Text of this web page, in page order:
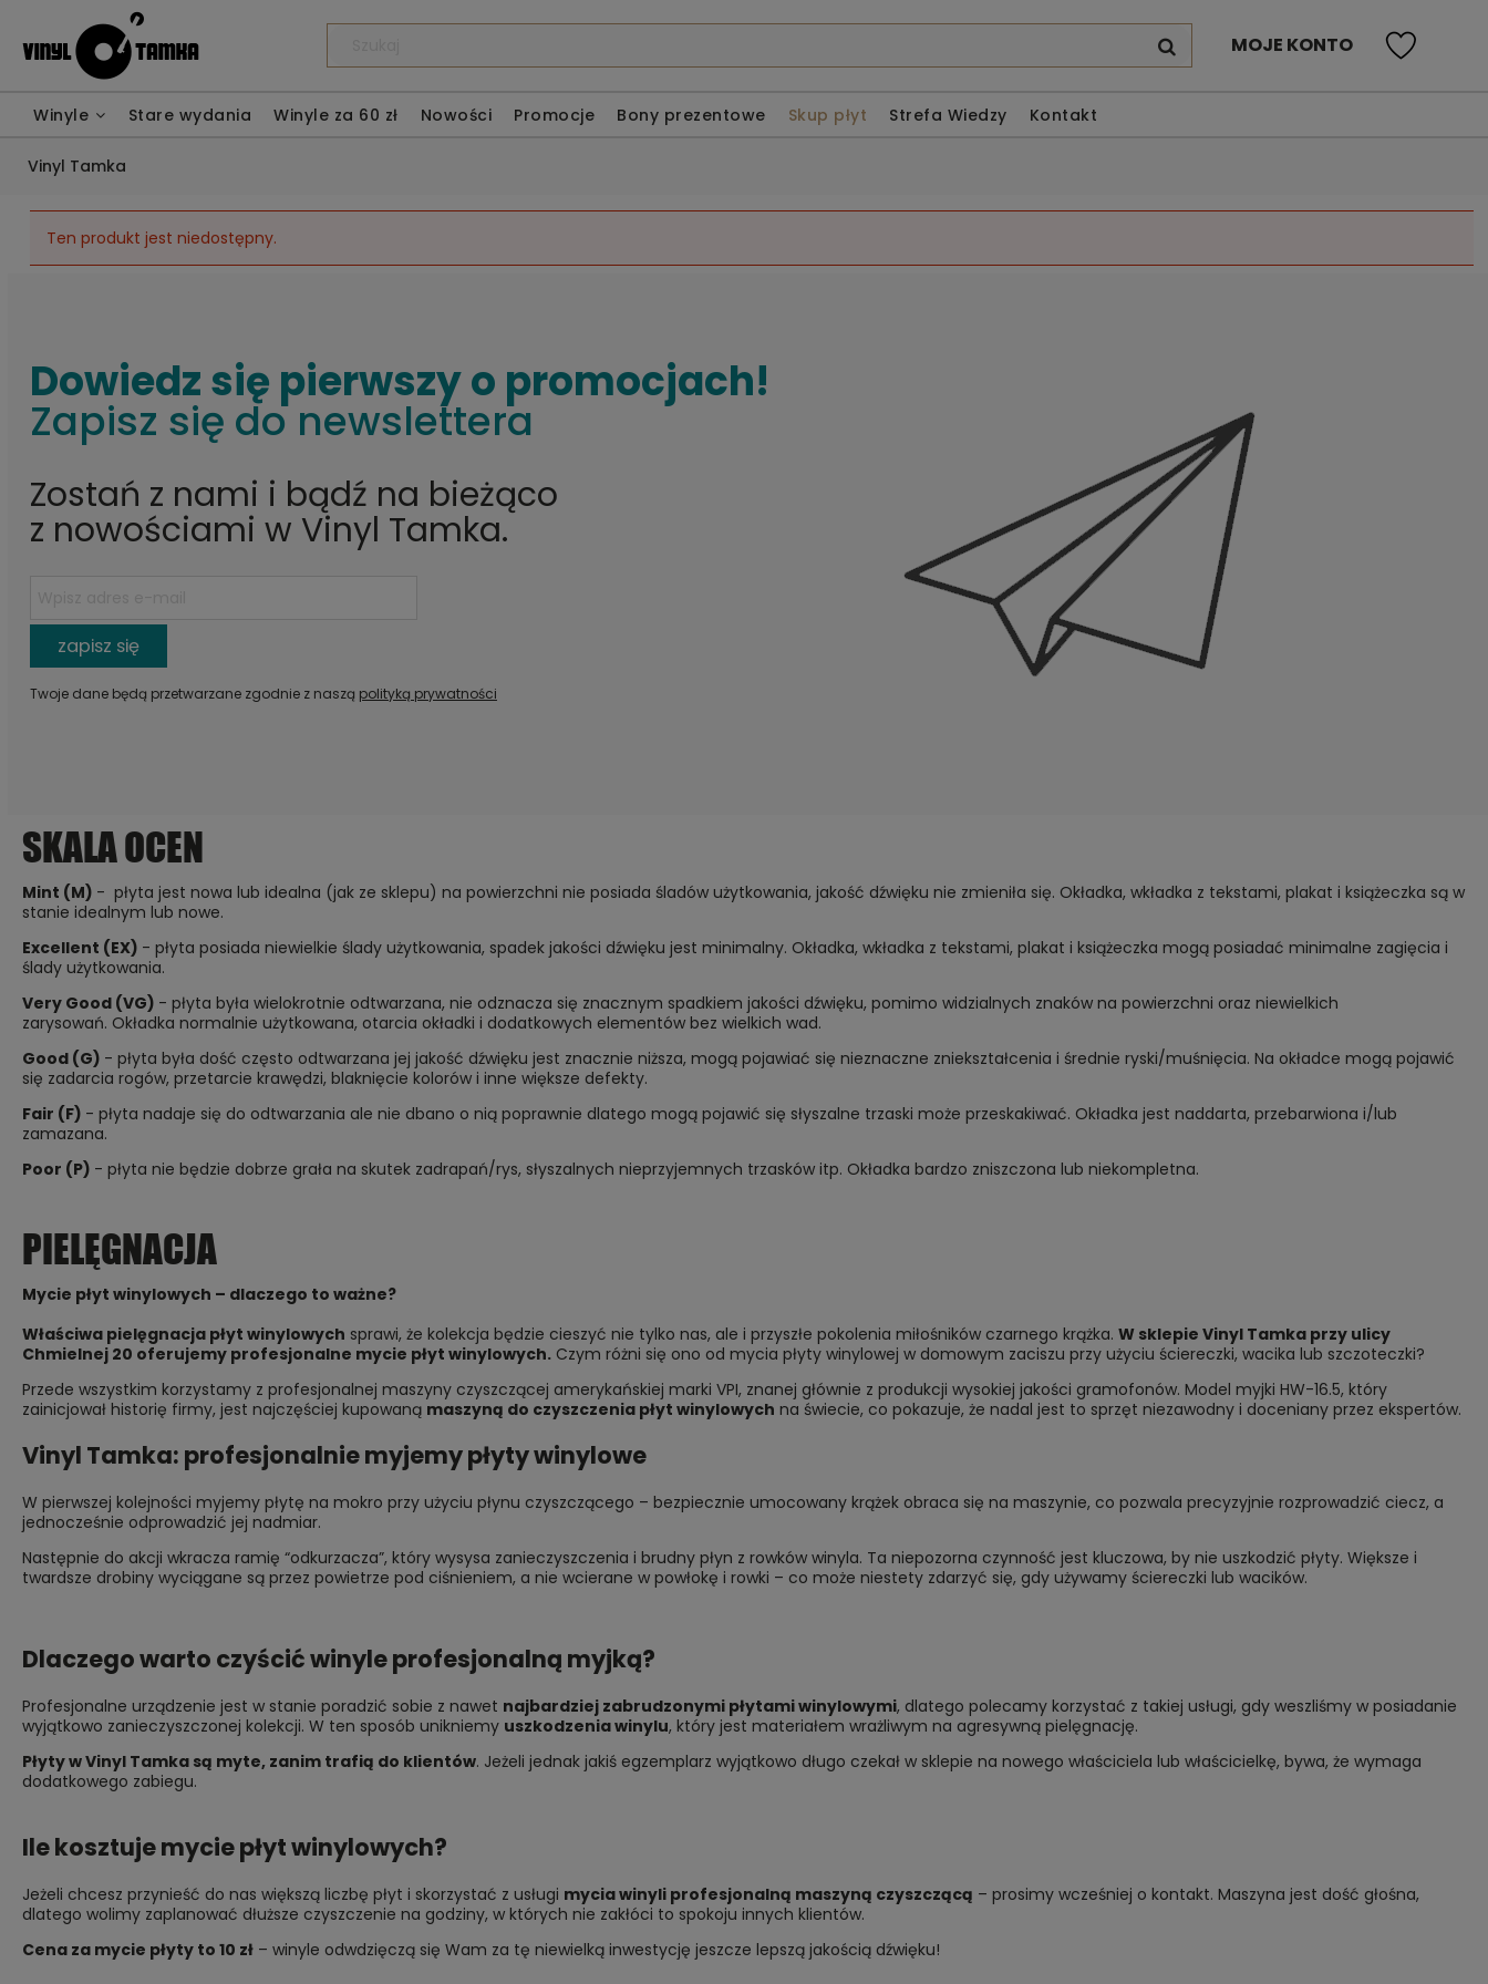
MOJE KONTO
Winyle Stare wydania Winyle za 60 zł Nowości Promocje Bony prezentowe Skup płyt Strefa Wiedzy Kontakt
Vinyl Tamka
Ten produkt jest niedostępny.
Dowiedz się pierwszy o promocjach!
Zapisz się do newslettera
Zostań z nami i bądź na bieżąco
z nowościami w Vinyl Tamka.
zapisz się
Twoje dane będą przetwarzane zgodnie z naszą polityką prywatności
SKALA OCEN
Mint (M) - płyta jest nowa lub idealna (jak ze sklepu) na powierzchni nie posiada śladów użytkowania, jakość dźwięku nie zmieniła się. Okładka, wkładka z tekstami, plakat i książeczka są w
stanie idealnym lub nowe.
Excellent (EX) - płyta posiada niewielkie ślady użytkowania, spadek jakości dźwięku jest minimalny. Okładka, wkładka z tekstami, plakat i książeczka mogą posiadać minimalne zagięcia i
ślady użytkowania.
Very Good (VG) - płyta była wielokrotnie odtwarzana, nie odznacza się znacznym spadkiem jakości dźwięku, pomimo widzialnych znaków na powierzchni oraz niewielkich
zarysowań. Okładka normalnie użytkowana, otarcia okładki i dodatkowych elementów bez wielkich wad.
Good (G) - płyta była dość często odtwarzana jej jakość dźwięku jest znacznie niższa, mogą pojawiać się nieznaczne zniekształcenia i średnie ryski/muśnięcia. Na okładce mogą pojawić
się zadarcia rogów, przetarcie krawędzi, blaknięcie kolorów i inne większe defekty.
Fair (F) - płyta nadaje się do odtwarzania ale nie dbano o nią poprawnie dlatego mogą pojawić się słyszalne trzaski może przeskakiwać. Okładka jest naddarta, przebarwiona i/lub
zamazana.
Poor (P) - płyta nie będzie dobrze grała na skutek zadrapań/rys, słyszalnych nieprzyjemnych trzasków itp. Okładka bardzo zniszczona lub niekompletna.
PIELĘGNACJA
Mycie płyt winylowych – dlaczego to ważne?
Właściwa pielęgnacja płyt winylowych sprawi, że kolekcja będzie cieszyć nie tylko nas, ale i przyszłe pokolenia miłośników czarnego krążka. W sklepie Vinyl Tamka przy ulicy
Chmielnej 20 oferujemy profesjonalne mycie płyt winylowych. Czym różni się ono od mycia płyty winylowej w domowym zaciszu przy użyciu ściereczki, wacika lub szczoteczki?
Przede wszystkim korzystamy z profesjonalnej maszyny czyszczącej amerykańskiej marki VPI, znanej głównie z produkcji wysokiej jakości gramofonów. Model myjki HW-16.5, który
zainicjował historię firmy, jest najczęściej kupowaną maszyną do czyszczenia płyt winylowych na świecie, co pokazuje, że nadal jest to sprzęt niezawodny i doceniany przez ekspertów.
Vinyl Tamka: profesjonalnie myjemy płyty winylowe
W pierwszej kolejności myjemy płytę na mokro przy użyciu płynu czyszczącego – bezpiecznie umocowany krążek obraca się na maszynie, co pozwala precyzyjnie rozprowadzić ciecz, a
jednocześnie odprowadzić jej nadmiar.
Następnie do akcji wkracza ramię “odkurzacza”, który wysysa zanieczyszczenia i brudny płyn z rowków winyla. Ta niepozorna czynność jest kluczowa, by nie uszkodzić płyty. Większe i
twardsze drobiny wyciągane są przez powietrze pod ciśnieniem, a nie wcierane w powłokę i rowki – co może niestety zdarzyć się, gdy używamy ściereczki lub wacików.
Dlaczego warto czyścić winyle profesjonalną myjką?
Profesjonalne urządzenie jest w stanie poradzić sobie z nawet najbardziej zabrudzonymi płytami winylowymi, dlatego polecamy korzystać z takiej usługi, gdy weszliśmy w posiadanie
wyjątkowo zanieczyszczonej kolekcji. W ten sposób unikniemy uszkodzenia winylu, który jest materiałem wrażliwym na agresywną pielęgnację.
Płyty w Vinyl Tamka są myte, zanim trafią do klientów. Jeżeli jednak jakiś egzemplarz wyjątkowo długo czekał w sklepie na nowego właściciela lub właścicielkę, bywa, że wymaga
dodatkowego zabiegu.
Ile kosztuje mycie płyt winylowych?
Jeżeli chcesz przynieść do nas większą liczbę płyt i skorzystać z usługi mycia winyli profesjonalną maszyną czyszczącą – prosimy wcześniej o kontakt. Maszyna jest dość głośna,
dlatego wolimy zaplanować dłuższe czyszczenie na godziny, w których nie zakłóci to spokoju innych klientów.
Cena za mycie płyty to 10 zł – winyle odwdzięczą się Wam za tę niewielką inwestycję jeszcze lepszą jakością dźwięku!